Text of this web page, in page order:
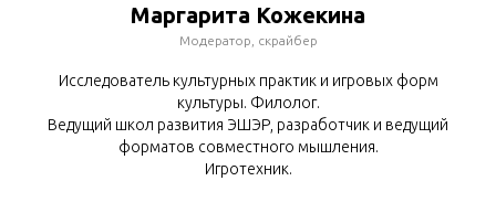
Маргарита Кожекина
Модератор, скрайбер
Исследователь культурных практик и игровых форм
культуры. Филолог.
Ведущий школ развития ЭШЭР, разработчик и ведущий
форматов совместного мышления.
Игротехник.